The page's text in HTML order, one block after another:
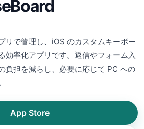
リで管理し、iOS のカスタムキーボー
効率化アプリです。返信やフォーム入
負担を減らし、必要に応じて PC への
App Store